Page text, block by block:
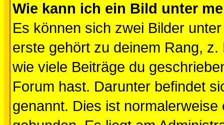
Wie kann ich ein Bild unter
Es können sich zwei Bilder
erste gehört zu deinem Rang,
wie viele Beiträge du
Forum hast. Darunter befindet
genannt. Dies ist